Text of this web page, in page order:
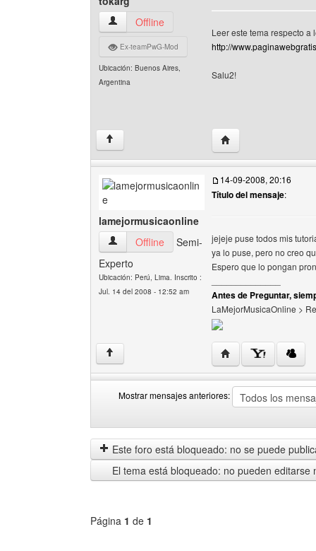
tokarg Ver perfil del usuario
Offline
Ex-teamPwG-Mod
Ubicación: Buenos Aires,
Argentina
Leer este tema respecto a
http://
Salu2!
↑ Visitar sitio web del
lamejormusicaonline
lamejormusicaonline Ver perfil del usuario
Offline
Semi-
Experto
Ubicación: Perú, Lima. Inscrito :
Jul. 14 del 2008 - 12:52 am
14-09-2008, 20:16
Título del mensaje:
jejeje puse todos mis
ya lo puse, pero no creo
Espero que lo pongan
Antes de Preguntar,
LaMejorMusicaOnline >
↑ Visitar sitio web del
Mostrar mensajes anteriores:
mensajes
anteriores
by
Este foro está bloqueado: no se puede
El tema está bloqueado: no pueden editarse
Página 1 de 1